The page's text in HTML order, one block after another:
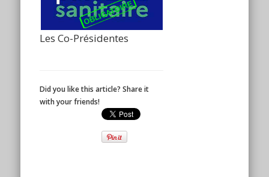
Les Co-Présidentes
Did you like this article? Share it
with your friends!